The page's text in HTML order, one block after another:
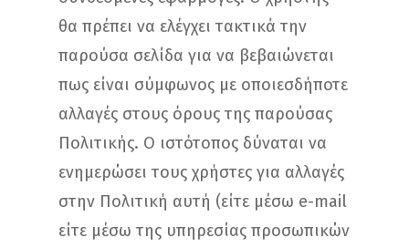
θα πρέπει να ελέγχει τακτικά την
παρούσα σελίδα για να βεβαιώνεται
πως είναι σύμφωνος με οποιεσδήποτε
αλλαγές στους όρους της παρούσας
Πολιτικής. Ο ιστότοπος δύναται να
ενημερώσει τους χρήστες για αλλαγές
στην Πολιτική αυτή (είτε μέσω e-mail
είτε μέσω της υπηρεσίας προσωπικών